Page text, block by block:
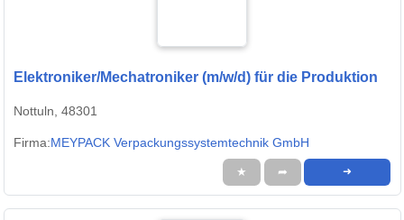
Elektroniker/Mechatroniker (m/w/d) für die Produktion
Nottuln, 48301
Firma:MEYPACK Verpackungssystemtechnik GmbH
★ ➦ ➜